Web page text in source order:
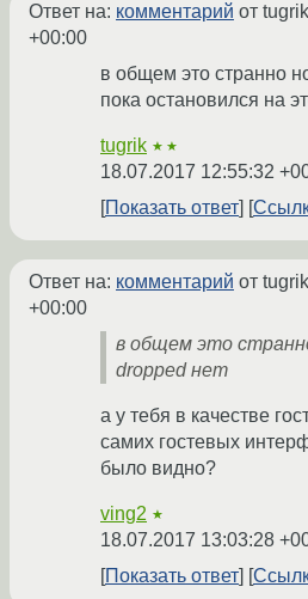
Ответ на: комментарий от tugrik
+00:00
в общем это странно
пока остановился на
tugrik ★★
18.07.2017 12:55:32
Показать ответ
Ответ на: комментарий от tugrik
+00:00
в общем это
dropped нет
а у тебя в качестве
самих гостевых
было видно?
ving2 ★
18.07.2017 13:03:28
Показать ответ